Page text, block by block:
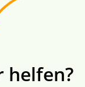
helfen?